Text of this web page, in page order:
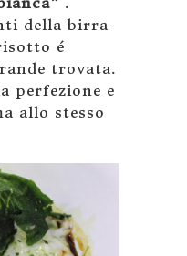
della birra
é
trovata.
perfezione e
allo stesso